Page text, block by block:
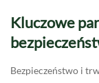
Kluczowe
Bezpieczeństwo i